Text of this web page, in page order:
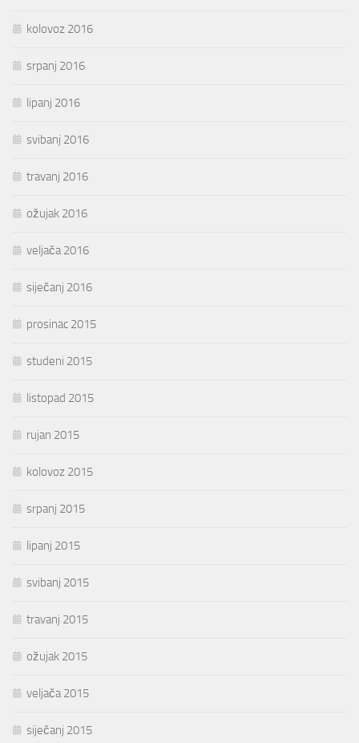
kolovoz 2016
srpanj 2016
lipanj 2016
svibanj 2016
travanj 2016
ožujak 2016
veljača 2016
siječanj 2016
prosinac 2015
studeni 2015
listopad 2015
rujan 2015
kolovoz 2015
srpanj 2015
lipanj 2015
svibanj 2015
travanj 2015
ožujak 2015
veljača 2015
siječanj 2015